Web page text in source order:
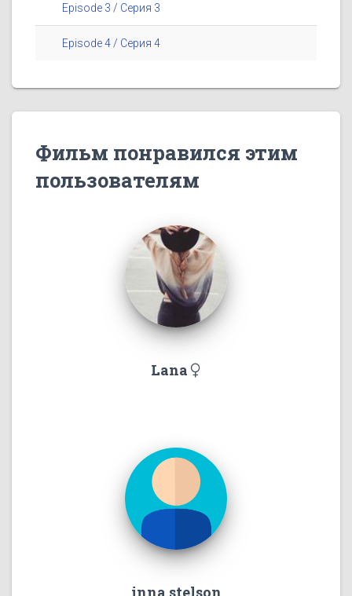
Episode 3 / Серия 3
Episode 4 / Серия 4
Фильм понравился этим
пользователям
Lana